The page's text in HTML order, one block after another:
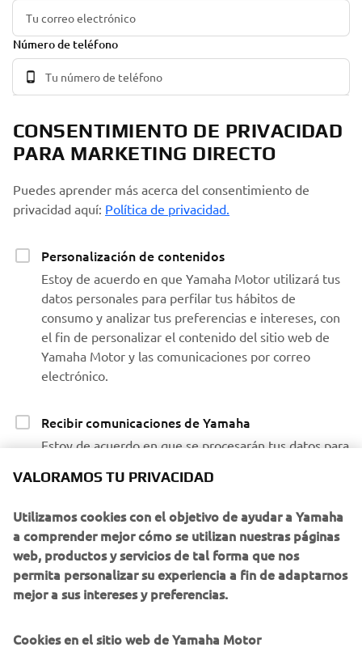
Número de teléfono
CONSENTIMIENTO DE PRIVACIDAD
PARA MARKETING DIRECTO
Puedes aprender más acerca del consentimiento de
privacidad aquí: Política de privacidad.
Personalización de contenidos
Estoy de acuerdo en que Yamaha Motor utilizará tus
datos personales para perfilar tus hábitos de
consumo y analizar tus preferencias e intereses, con
el fin de personalizar el contenido del sitio web de
Yamaha Motor y las comunicaciones por correo
electrónico.
Recibir comunicaciones de Yamaha
Estoy de acuerdo en que se procesarán tus datos para
información sobre productos y servicios, la
través del análisis de datos) y para brindarte atención
personalizada al cliente, como boletines informativos.
Si ha aceptado previamente consentimientos de
VALORAMOS TU PRIVACIDAD
Utilizamos cookies con el objetivo de ayudar a Yamaha
a comprender mejor cómo se utilizan nuestras páginas
web, productos y servicios de tal forma que nos
permita personalizar su experiencia a fin de adaptarnos
mejor a sus intereses y preferencias.
Cookies en el sitio web de Yamaha Motor